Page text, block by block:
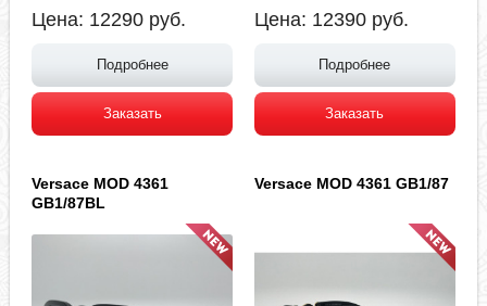
Цена: 12290 руб.
Подробнее
Заказать
Цена: 12390 руб.
Подробнее
Заказать
Versace MOD 4361
GB1/87BL
Versace MOD 4361 GB1/87